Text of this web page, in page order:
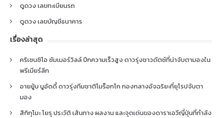
ดูดวง เลขทะเบียนรถ
ดูดวง เลขบัญชีธนาคาร
เรื่องล่าสุด
คริเซนซิโอ ซัมเมอร์วิลล์ ปีกความเร็วสูง ดาวรุ่งชาวดัตช์ที่น่าจับตามองใน
พรีเมียร์ลีก
อายยู้บ บูอัดดี้ ดาวรุ่งทีมชาติโมร็อกโก กองกลางอัจฉริยะที่ยุโรปจับตา
มอง
สึกิกุโมะ โยรุ ประวัติ เส้นทาง ผลงาน และจุดเด่นของดาราเอวีญี่ปุ่นที่กำลัง